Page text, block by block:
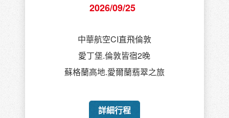
2026/09/25
中華航空CI直飛倫敦
愛丁堡.倫敦皆宿2晚
蘇格蘭高地.愛爾蘭翡翠之旅
詳細行程